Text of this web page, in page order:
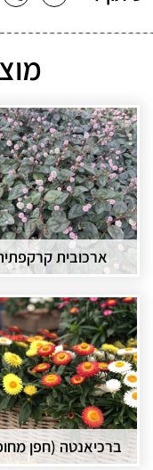
ארכובית
ברכיאנטה (חפן